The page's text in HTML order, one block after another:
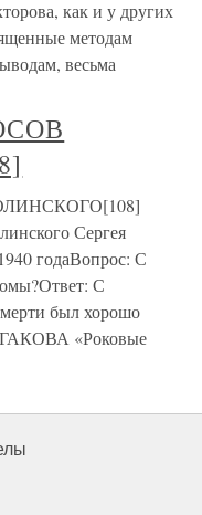
как и у других
методам
весьма
Сергея
годаВопрос: С
С
был хорошо
«Роковые